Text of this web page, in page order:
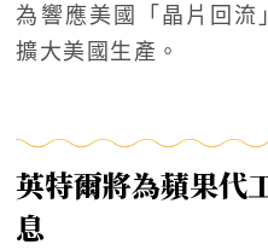
為響應美國「晶片回流
擴大美國生產。
英特爾將為蘋果代
息